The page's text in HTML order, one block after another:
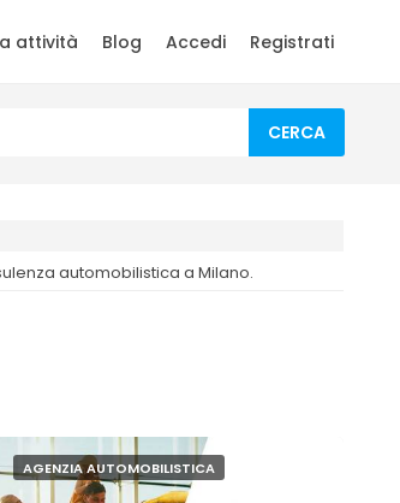
attività Blog Accedi Registrati
CERCA
automobilistica a Milano.
AGENZIA AUTOMOBILISTICA